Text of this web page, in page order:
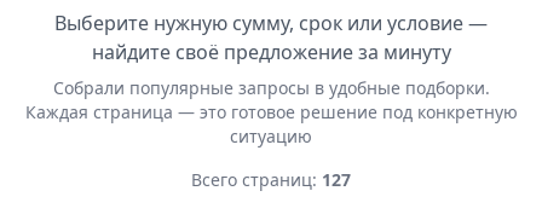
Выберите нужную сумму, срок или условие —
найдите своё предложение за минуту
Собрали популярные запросы в удобные подборки.
Каждая страница — это готовое решение под конкретную
ситуацию
Всего страниц: 127